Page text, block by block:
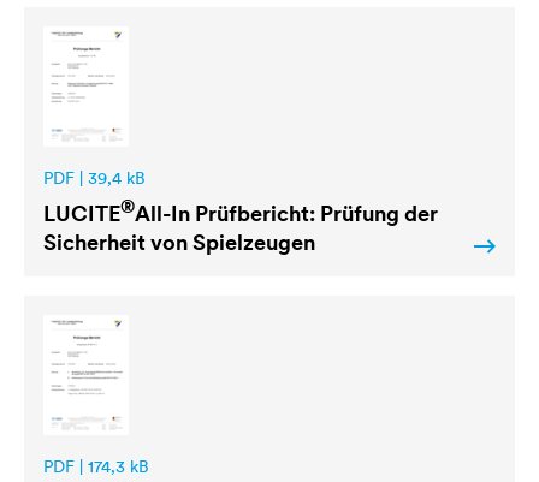
PDF | 39,4 kB
LUCITE®All-In Prüfbericht: Prüfung der
Sicherheit von Spielzeugen
PDF | 174,3 kB